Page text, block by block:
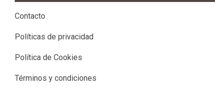
Contacto
Políticas de privacidad
Política de Cookies
Términos y condiciones